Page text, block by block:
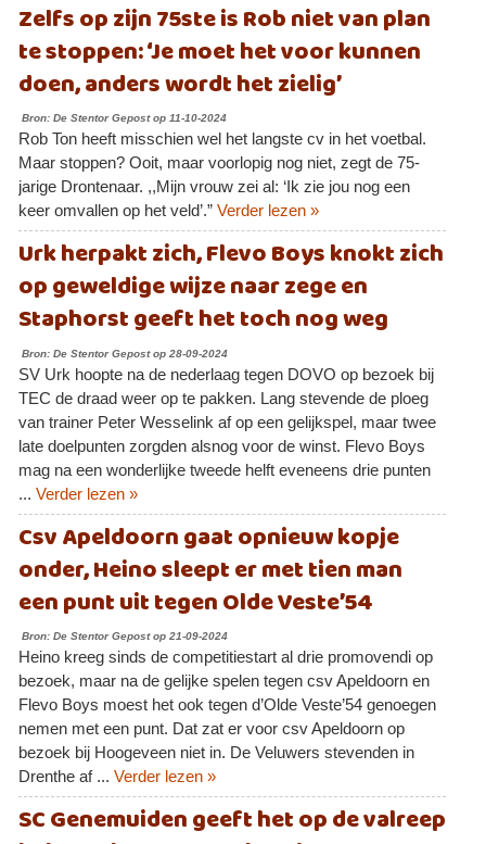
Zelfs op zijn 75ste is Rob niet van plan
te stoppen: ‘Je moet het voor kunnen
doen, anders wordt het zielig’
Bron: De Stentor Gepost op 11-10-2024
Rob Ton heeft misschien wel het langste cv in het voetbal.
Maar stoppen? Ooit, maar voorlopig nog niet, zegt de 75-
jarige Drontenaar. ,,Mijn vrouw zei al: ‘Ik zie jou nog een
keer omvallen op het veld’.” Verder lezen »
Urk herpakt zich, Flevo Boys knokt zich
op geweldige wijze naar zege en
Staphorst geeft het toch nog weg
Bron: De Stentor Gepost op 28-09-2024
SV Urk hoopte na de nederlaag tegen DOVO op bezoek bij
TEC de draad weer op te pakken. Lang stevende de ploeg
van trainer Peter Wesselink af op een gelijkspel, maar twee
late doelpunten zorgden alsnog voor de winst. Flevo Boys
mag na een wonderlijke tweede helft eveneens drie punten
... Verder lezen »
Csv Apeldoorn gaat opnieuw kopje
onder, Heino sleept er met tien man
een punt uit tegen Olde Veste’54
Bron: De Stentor Gepost op 21-09-2024
Heino kreeg sinds de competitiestart al drie promovendi op
bezoek, maar na de gelijke spelen tegen csv Apeldoorn en
Flevo Boys moest het ook tegen d’Olde Veste’54 genoegen
nemen met een punt. Dat zat er voor csv Apeldoorn op
bezoek bij Hoogeveen niet in. De Veluwers stevenden in
Drenthe af ... Verder lezen »
SC Genemuiden geeft het op de valreep